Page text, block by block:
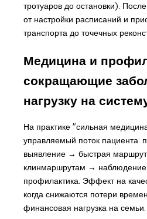
тротуаров до остановки).
от настройки расписаний и
транспорта до точечных
Медицина и
сокращающие
нагрузку на
На практике "сильная
управляемый поток пациента:
выявление → быстрая
клинмаршрутам → наблюдение
профилактика. Эффект на
когда снижаются потери
финансовая нагрузка на семьи.